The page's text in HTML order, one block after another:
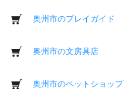
奥州市のプレイガイド
奥州市の文房具店
奥州市のペットショップ